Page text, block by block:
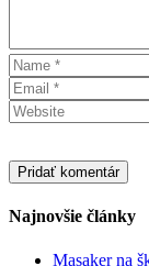
Najnovšie články
Masaker na